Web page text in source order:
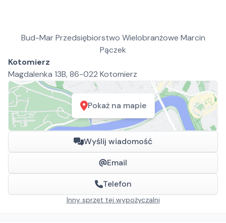
Bud-Mar Przedsiębiorstwo Wielobranżowe Marcin
Pączek
Kotomierz
Magdalenka 13B, 86-022 Kotomierz
Pokaż na mapie
Wyślij wiadomość
Email
Telefon
Inny sprzęt tej wypożyczalni